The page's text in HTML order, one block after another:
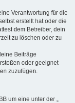
Verantwortung für die
erstellt hat oder die
dem Betreiber, dein
zu löschen oder zu
Beiträge
oder geeignet
zuzufügen.
um eine unter der „